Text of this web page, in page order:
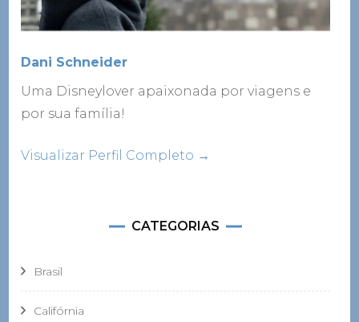
Dani Schneider
Uma Disneylover apaixonada por viagens e
por sua família!
Visualizar Perfil Completo →
CATEGORIAS
Brasil
Califórnia